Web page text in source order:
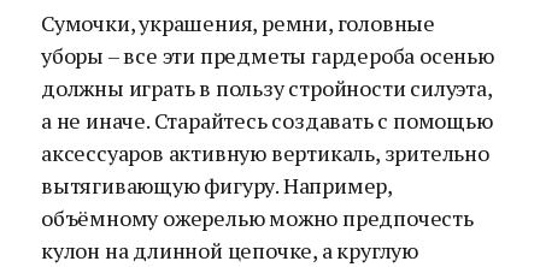
Сумочки, украшения, ремни, головные
уборы – все эти предметы гардероба осенью
должны играть в пользу стройности силуэта,
а не иначе. Старайтесь создавать с помощью
аксессуаров активную вертикаль, зрительно
вытягивающую фигуру. Например,
объёмному ожерелью можно предпочесть
кулон на длинной цепочке, а круглую